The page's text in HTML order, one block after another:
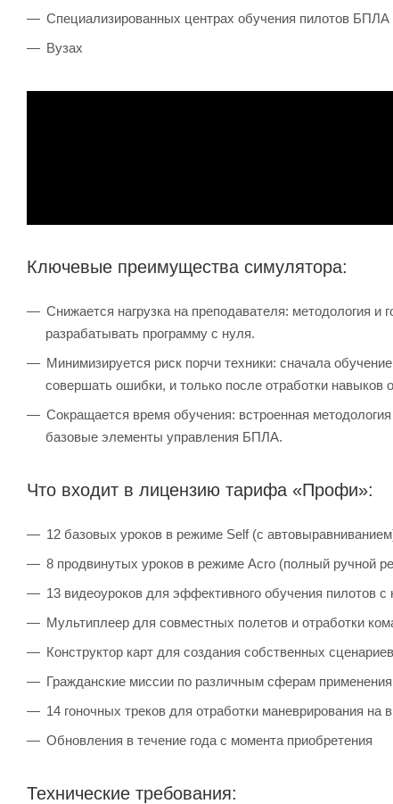
Специализированных центрах обучения пилотов БПЛА
Вузах
Ключевые преимущества симулятора:
Снижается нагрузка на преподавателя: методология
разрабатывать программу с нуля.
Минимизируется риск порчи техники: сначала
совершать ошибки, и только после отработки навыков
Сокращается время обучения: встроенная
базовые элементы управления БПЛА.
Что входит в лицензию тарифа «Профи»:
12 базовых уроков в режиме Self (с
8 продвинутых уроков в режиме Acro (полный ручной
13 видеоуроков для эффективного обучения пилотов с
Мультиплеер для совместных полетов и отработки
Конструктор карт для создания собственных
Гражданские миссии по различным сферам
14 гоночных треков для отработки маневрирования на
Обновления в течение года с момента приобретения
Технические требования: